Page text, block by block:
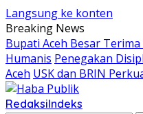
Langsung ke konten
Breaking News
Bupati Aceh Besar
Humanis Penegakan
Aceh USK dan BRIN
RedaksiIndeks